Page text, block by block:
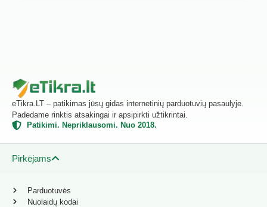
eTikra.LT – patikimas jūsų gidas internetinių parduotuvių pasaulyje.
Padedame rinktis atsakingai ir apsipirkti užtikrintai.
Patikimi. Nepriklausomi. Nuo 2018.
Pirkėjams
Parduotuvės
Nuolaidų kodai